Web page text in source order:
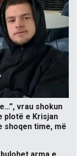
vrau shokun
plotë e Krisjan
shoqen time, më